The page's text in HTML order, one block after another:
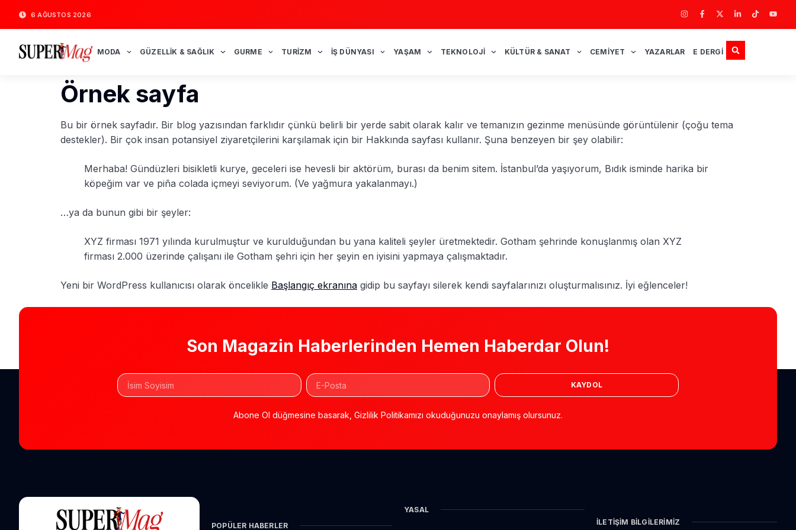
6 AĞUSTOS 2026
MODA GÜZELLIK & SAĞLIK GURME TURIZM İŞ DÜNYASI YAŞAM TEKNOLOJI KÜLTÜR & SANAT CEMIYET YAZARLAR E DERGI
Örnek sayfa
Bu bir örnek sayfadır. Bir blog yazısından farklıdır çünkü belirli bir yerde sabit olarak kalır ve temanızın gezinme menüsünde görüntülenir (çoğu tema
destekler). Bir çok insan potansiyel ziyaretçilerini karşılamak için bir Hakkında sayfası kullanır. Şuna benzeyen bir şey olabilir:
Merhaba! Gündüzleri bisikletli kurye, geceleri ise hevesli bir aktörüm, burası da benim sitem. İstanbul’da yaşıyorum, Bıdık isminde harika bir
köpeğim var ve piña colada içmeyi seviyorum. (Ve yağmura yakalanmayı.)
…ya da bunun gibi bir şeyler:
XYZ firması 1971 yılında kurulmuştur ve kurulduğundan bu yana kaliteli şeyler üretmektedir. Gotham şehrinde konuşlanmış olan XYZ
firması 2.000 üzerinde çalışanı ile Gotham şehri için her şeyin en iyisini yapmaya çalışmaktadır.
Yeni bir WordPress kullanıcısı olarak öncelikle Başlangıç ekranına gidip bu sayfayı silerek kendi sayfalarınızı oluşturmalısınız. İyi eğlenceler!
Son Magazin Haberlerinden Hemen Haberdar Olun!
KAYDOL
Abone Ol düğmesine basarak, Gizlilik Politikamızı okuduğunuzu onaylamış olursunuz.
POPÜLER HABERLER
YASAL
İLETIŞIM BILGILERIMIZ